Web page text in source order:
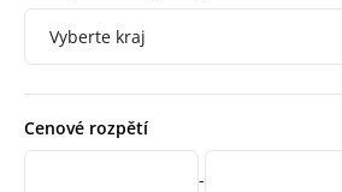
Filtrování podle regionu
Cenové rozpětí
Cena od
-
Cena do